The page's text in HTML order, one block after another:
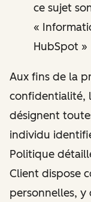
ce sujet
«
HubSpot »
Aux fins de la
confidentialité,
désignent
individu
Politique
Client dispose
personnelles, y